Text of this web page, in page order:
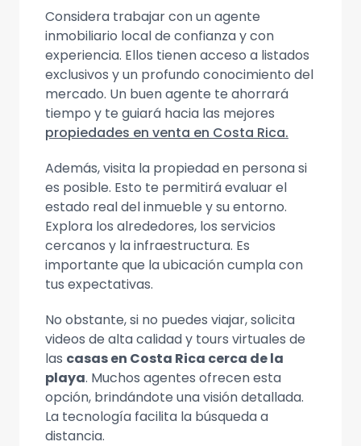
Considera trabajar con un agente
inmobiliario local de confianza y con
experiencia. Ellos tienen acceso a listados
exclusivos y un profundo conocimiento del
mercado. Un buen agente te ahorrará
tiempo y te guiará hacia las mejores
propiedades en venta en Costa Rica.
Además, visita la propiedad en persona si
es posible. Esto te permitirá evaluar el
estado real del inmueble y su entorno.
Explora los alrededores, los servicios
cercanos y la infraestructura. Es
importante que la ubicación cumpla con
tus expectativas.
No obstante, si no puedes viajar, solicita
videos de alta calidad y tours virtuales de
las casas en Costa Rica cerca de la
playa. Muchos agentes ofrecen esta
opción, brindándote una visión detallada.
La tecnología facilita la búsqueda a
distancia.